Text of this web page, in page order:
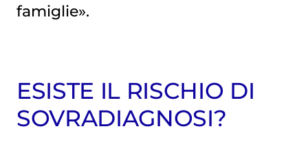
famiglie».
ESISTE IL RISCHIO DI
SOVRADIAGNOSI?